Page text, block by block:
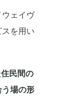
ウェイヴ
を用い
民間の
場の形